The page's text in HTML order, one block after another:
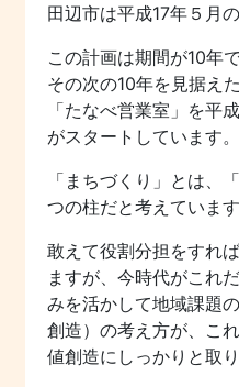
田辺市は平成17年５月
この計画は期間が10年
その次の10年を見据え
「たなべ営業室」を平
がスタートしています。
「まちづくり」とは、
つの柱だと考えています
敢えて役割分担をすれ
ますが、今時代がこれ
みを活かして地域課題
創造）の考え方が、こ
値創造にしっかりと取